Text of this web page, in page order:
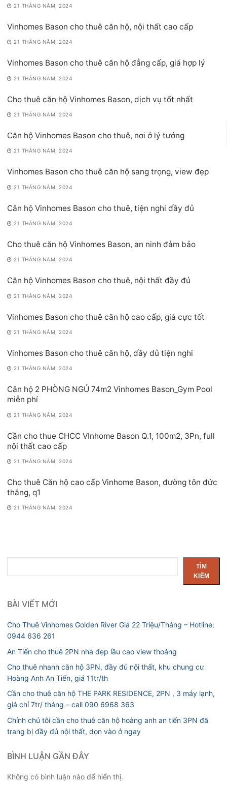
21 THÁNG NĂM, 2024
Vinhomes Bason cho thuê căn hộ, nội thất cao cấp
21 THÁNG NĂM, 2024
Vinhomes Bason cho thuê căn hộ đẳng cấp, giá hợp lý
21 THÁNG NĂM, 2024
Cho thuê căn hộ Vinhomes Bason, dịch vụ tốt nhất
21 THÁNG NĂM, 2024
Căn hộ Vinhomes Bason cho thuê, nơi ở lý tưởng
21 THÁNG NĂM, 2024
Vinhomes Bason cho thuê căn hộ sang trọng, view đẹp
21 THÁNG NĂM, 2024
Căn hộ Vinhomes Bason cho thuê, tiện nghi đầy đủ
21 THÁNG NĂM, 2024
Cho thuê căn hộ Vinhomes Bason, an ninh đảm bảo
21 THÁNG NĂM, 2024
Căn hộ Vinhomes Bason cho thuê, nội thất đầy đủ
21 THÁNG NĂM, 2024
Vinhomes Bason cho thuê căn hộ cao cấp, giá cực tốt
21 THÁNG NĂM, 2024
Vinhomes Bason cho thuê căn hộ, đầy đủ tiện nghi
21 THÁNG NĂM, 2024
Căn hộ 2 PHÒNG NGỦ 74m2 Vinhomes Bason_Gym Pool
miễn phí
21 THÁNG NĂM, 2024
Cần cho thue CHCC VInhome Bason Q.1, 100m2, 3Pn, full
nội thất cao cấp
21 THÁNG NĂM, 2024
Cho thuê Căn hộ cao cấp Vinhome Bason, đường tôn đức
thắng, q1
21 THÁNG NĂM, 2024
kiếm
TÌM
KIẾM
BÀI VIẾT MỚI
Cho Thuê Vinhomes Golden River Giá 22 Triệu/Tháng – Hotline:
0944 636 261
An Tiến cho thuê 2PN nhà đẹp lầu cao view thoáng
Cho thuê nhanh căn hộ 3PN, đầy đủ nội thất, khu chung cư
Hoàng Anh An Tiến, giá 11tr/th
Cần cho thuê căn hộ THE PARK RESIDENCE, 2PN , 3 máy lạnh,
giá chỉ 7tr/ tháng – call 090 6968 363
Chính chủ tôi cần cho thuê căn hộ hoàng anh an tiến 3PN đã
trang bị đầy đủ nội thất, dọn vào ở ngay
BÌNH LUẬN GẦN ĐÂY
Không có bình luận nào để hiển thị.